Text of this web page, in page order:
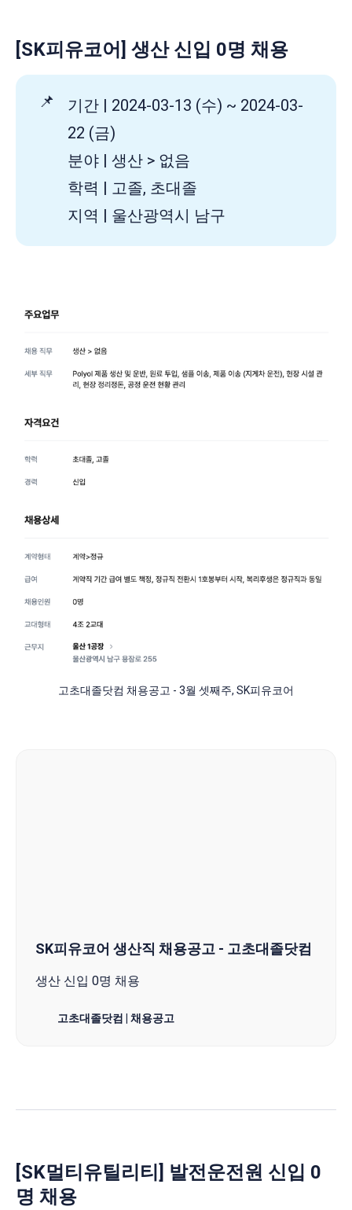
[SK피유코어] 생산 신입 0명 채용
📌
기간 | 2024-03-13 (수) ~ 2024-03-
22 (금)
분야 | 생산 > 없음
학력 | 고졸, 초대졸
지역 | 울산광역시 남구
고초대졸닷컴 채용공고 - 3월 셋째주, SK피유코어
SK피유코어 생산직 채용공고 - 고초대졸닷컴
생산 신입 0명 채용
고초대졸닷컴 | 채용공고
[SK멀티유틸리티] 발전운전원 신입 0
명 채용